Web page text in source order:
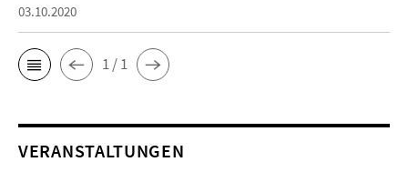
03.10.2020
1 / 1
VERANSTALTUNGEN